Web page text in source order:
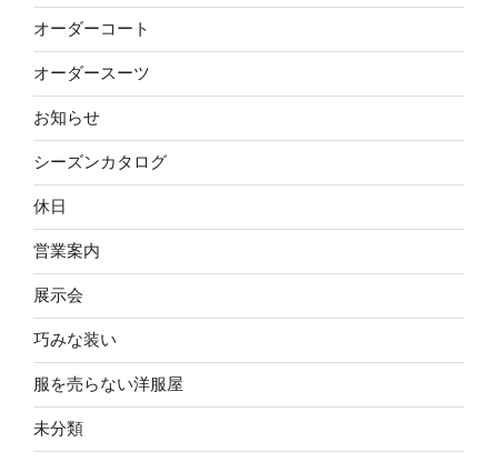
オーダーコート
オーダースーツ
お知らせ
シーズンカタログ
休日
営業案内
展示会
巧みな装い
服を売らない洋服屋
未分類